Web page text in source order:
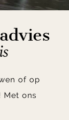
of op
Met ons